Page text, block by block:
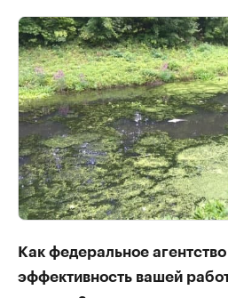
Как федеральное
эффективность вашей